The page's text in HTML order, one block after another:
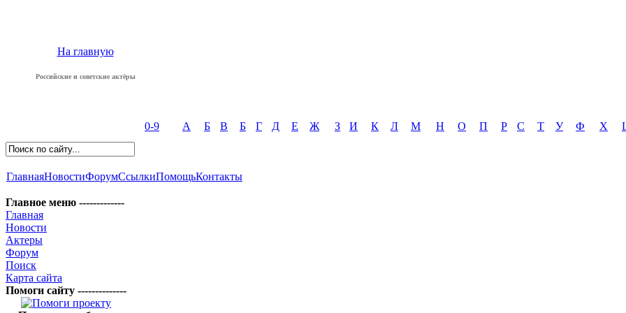
На главную
Российские и советские актёры
0-9 А Б В Б Г Д Е Ж З И К Л М Н О П Р С Т У Ф Х
ГлавнаяНовостиФорумСсылкиПомощьКонтакты
Главное меню -------------
Главная
Новости
Актеры
Форум
Поиск
Карта сайта
Помоги сайту --------------